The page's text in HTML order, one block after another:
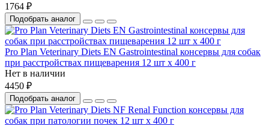
1764 ₽
Подобрать аналог
Pro Plan Veterinary Diets EN Gastrointestinal консервы для собак
при расстройствах пищеварения 12 шт х 400 г
Нет в наличии
4450 ₽
Подобрать аналог